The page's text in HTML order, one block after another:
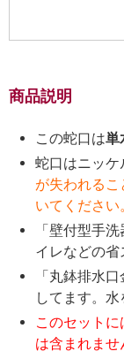
商品説明
この蛇口は単
蛇口はニッケ
が失われる
いてください
「壁付型手
イレなどの省
「丸鉢排水
してます。水
このセット
は含まれませ